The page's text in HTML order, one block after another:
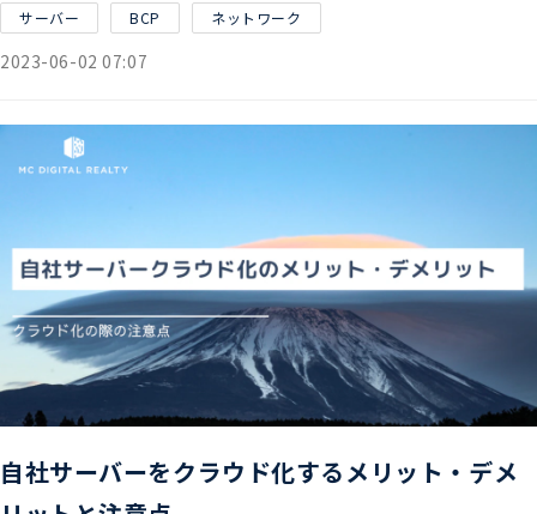
サーバー BCP ネットワーク
2023-06-02 07:07
自社サーバーをクラウド化するメリット・デメ